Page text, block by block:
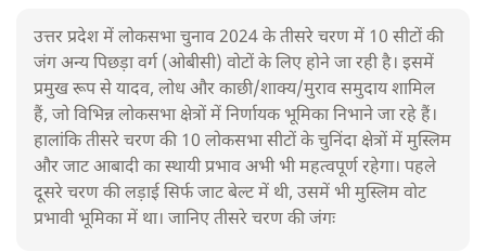
उत्तर प्रदेश में लोकसभा चुनाव 2024 के तीसरे चरण में 10 सीटों की
जंग अन्य पिछड़ा वर्ग (ओबीसी) वोटों के लिए होने जा रही है। इसमें
प्रमुख रूप से यादव, लोध और काछी/शाक्य/मुराव समुदाय शामिल
हैं, जो विभिन्न लोकसभा क्षेत्रों में निर्णायक भूमिका निभाने जा रहे हैं।
हालांकि तीसरे चरण की 10 लोकसभा सीटों के चुनिंदा क्षेत्रों में मुस्लिम
और जाट आबादी का स्थायी प्रभाव अभी भी महत्वपूर्ण रहेगा। पहले
दूसरे चरण की लड़ाई सिर्फ जाट बेल्ट में थी, उसमें भी मुस्लिम वोट
प्रभावी भूमिका में था। जानिए तीसरे चरण की जंगः